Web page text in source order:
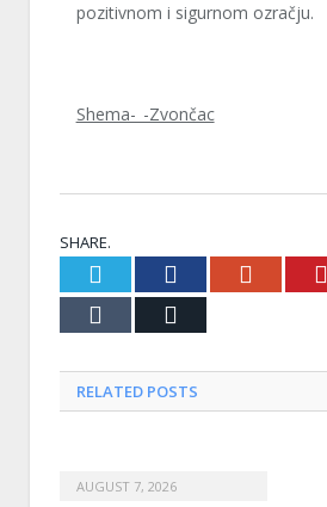
pozitivnom i sigurnom ozračju.
Shema-_-Zvončac
SHARE.
Twitter FacebookGoogle+
Tumblr
RELATED POSTS
AUGUST 7, 2026